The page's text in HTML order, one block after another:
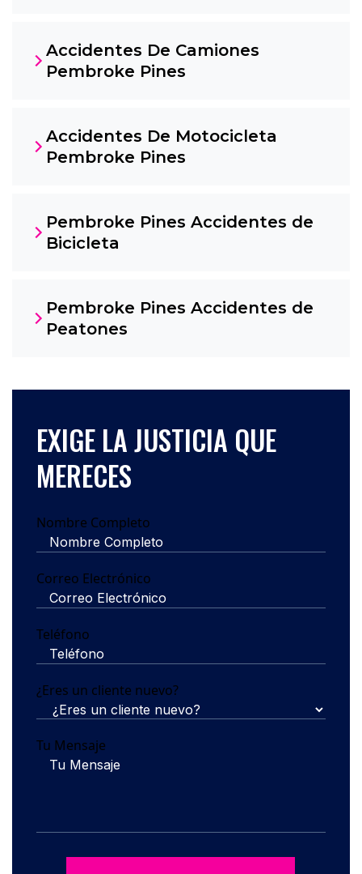
Accidentes De Camiones
Pembroke Pines
Accidentes De Motocicleta
Pembroke Pines
Pembroke Pines Accidentes de
Bicicleta
Pembroke Pines Accidentes de
Peatones
EXIGE LA JUSTICIA QUE
MERECES
Nombre Completo
Correo Electrónico
Teléfono
¿Eres un cliente nuevo?
Tu Mensaje